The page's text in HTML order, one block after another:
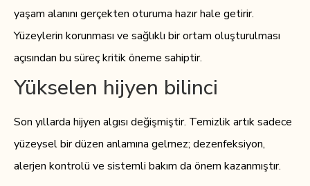
yaşam alanını gerçekten oturuma hazır hale getirir.
Yüzeylerin korunması ve sağlıklı bir ortam oluşturulması
açısından bu süreç kritik öneme sahiptir.
Yükselen hijyen bilinci
Son yıllarda hijyen algısı değişmiştir. Temizlik artık sadece
yüzeysel bir düzen anlamına gelmez; dezenfeksiyon,
alerjen kontrolü ve sistemli bakım da önem kazanmıştır.